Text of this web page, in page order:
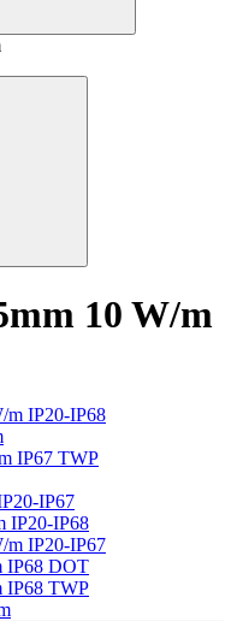
10 W/m
m IP20-IP68
IP67 TWP
IP67
IP20-IP68
m IP20-IP67
IP68 DOT
IP68 TWP